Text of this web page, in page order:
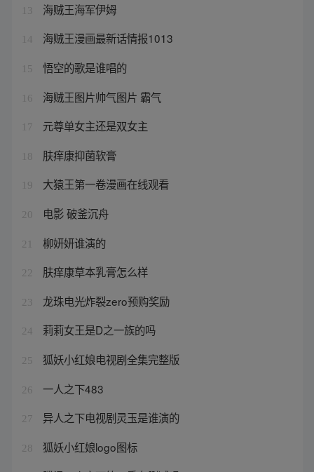
13 海贼王海军伊姆
14 海贼王漫画最新话情报1013
15 悟空的歌是谁唱的
16 海贼王图片帅气图片 霸气
17 元尊单女主还是双女主
18 肤痒康抑菌软膏
19 大猿王第一卷漫画在线观看
20 电影 破釜沉舟
21 柳妍妍谁演的
22 肤痒康草本乳膏怎么样
23 龙珠电光炸裂zero预购奖励
24 莉莉女王是D之一族的吗
25 狐妖小红娘电视剧全集完整版
26 一人之下483
27 异人之下电视剧灵玉是谁演的
28 狐妖小红娘logo图标